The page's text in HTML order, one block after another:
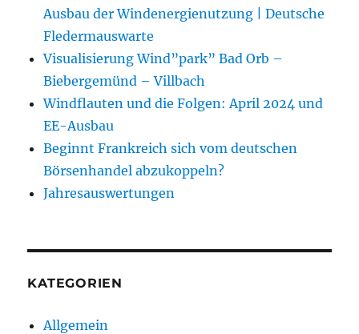
Ausbau der Windenergienutzung | Deutsche
Fledermauswarte
Visualisierung Wind”park” Bad Orb –
Biebergemünd – Villbach
Windflauten und die Folgen: April 2024 und
EE-Ausbau
Beginnt Frankreich sich vom deutschen
Börsenhandel abzukoppeln?
Jahresauswertungen
KATEGORIEN
Allgemein